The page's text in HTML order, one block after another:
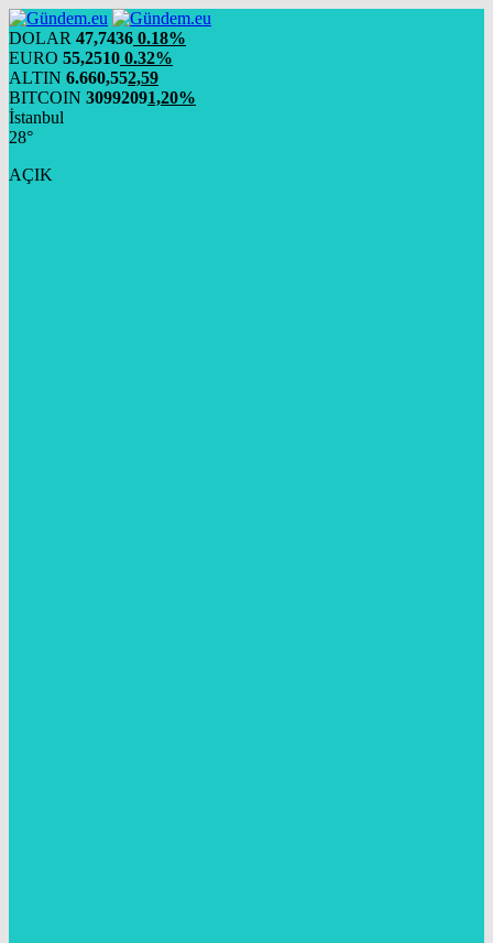
DOLAR 47,7436 0.18%
EURO 55,2510 0.32%
ALTIN 6.660,552,59
BITCOIN 30992091,20%
İstanbul
28°
AÇIK